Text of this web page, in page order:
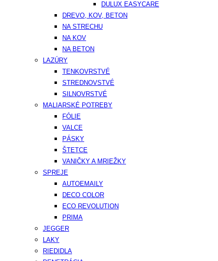
DULUX EASYCARE
DREVO, KOV, BETON
NA STRECHU
NA KOV
NA BETON
LAZÚRY
TENKOVRSTVÉ
STREDNOVSTVÉ
SILNOVRSTVÉ
MALIARSKÉ POTREBY
FÓLIE
VALCE
PÁSKY
ŠTETCE
VANIČKY A MRIEŽKY
SPREJE
AUTOEMAILY
DECO COLOR
ECO REVOLUTION
PRIMA
JEGGER
LAKY
RIEDIDLA